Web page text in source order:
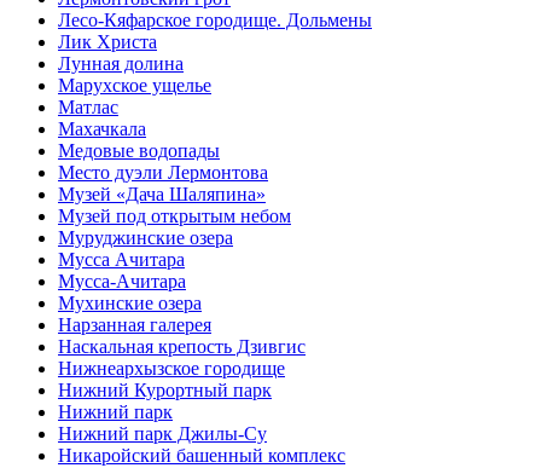
Лесо-Кяфарское городище. Дольмены
Лик Христа
Лунная долина
Марухское ущелье
Матлас
Махачкала
Медовые водопады
Место дуэли Лермонтова
Музей «Дача Шаляпина»
Музей под открытым небом
Муруджинские озера
Мусса Ачитара
Мусса-Ачитара
Мухинские озера
Нарзанная галерея
Наскальная крепость Дзивгис
Нижнеархызское городище
Нижний Курортный парк
Нижний парк
Нижний парк Джилы-Су
Никаройский башенный комплекс